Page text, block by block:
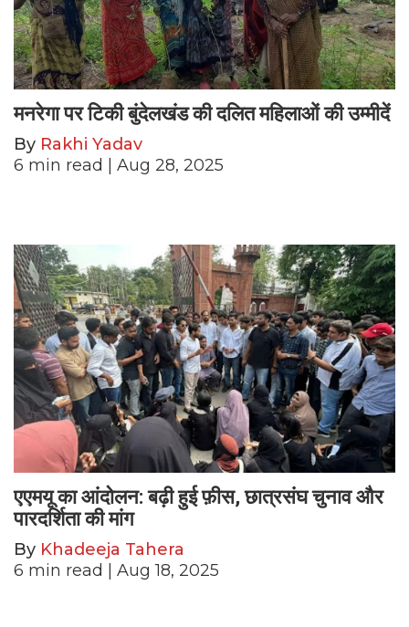
मनरेगा पर टिकी बुंदेलखंड की दलित महिलाओं की उम्मीदें
By Rakhi Yadav
6 min read | Aug 28, 2025
एएमयू का आंदोलन: बढ़ी हुई फ़ीस, छात्रसंघ चुनाव और
पारदर्शिता की मांग
By Khadeeja Tahera
6 min read | Aug 18, 2025